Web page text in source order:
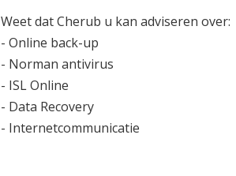
Weet dat Cherub u kan adviseren over:
- Online back-up
- Norman antivirus
- ISL Online
- Data Recovery
- Internetcommunicatie